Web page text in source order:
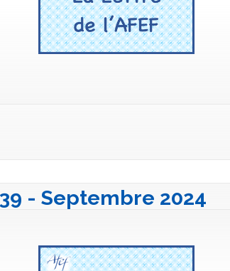
- Septembre 2024